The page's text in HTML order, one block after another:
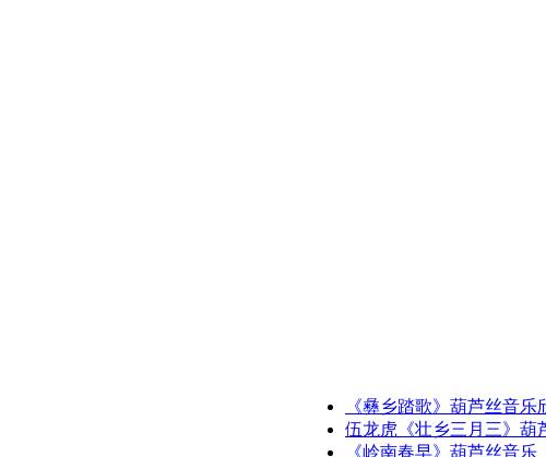
《彝乡踏歌》葫芦丝音乐
伍龙虎《壮乡三月三》葫
《岭南春早》葫芦丝音乐